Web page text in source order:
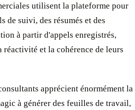
utilisent la plateforme pour
de suivi, des résumés et des
à partir d'appels enregistrés,
réactivité et la cohérence de leurs
apprécient énormément la
à générer des feuilles de travail,